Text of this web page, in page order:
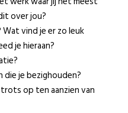
over jou?
vind je er zo leuk
je hieraan?
je bezighouden?
op ten aanzien van